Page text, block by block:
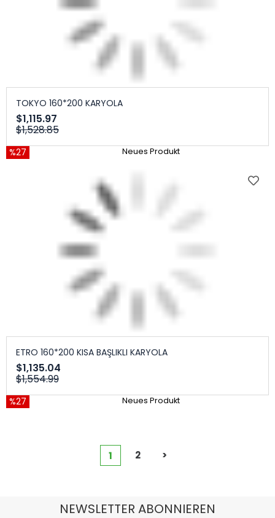
TOKYO 160*200 KARYOLA
$1,115.97
$1,528.85
%27 Neues Produkt
ETRO 160*200 KISA BAŞLIKLI KARYOLA
$1,135.04
$1,554.99
%27 Neues Produkt
1 2 >
NEWSLETTER ABONNIEREN